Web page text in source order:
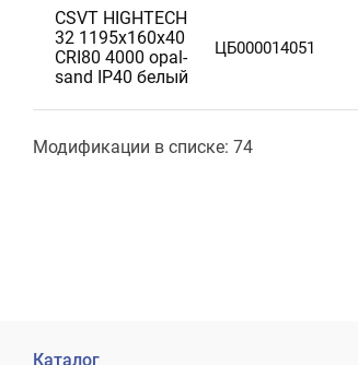
CSVT HIGHTECH
32 1195х160х40
CRI80 4000 opal-
sand IP40 белый
ЦБ000014051
Модификации в списке: 74
Каталог